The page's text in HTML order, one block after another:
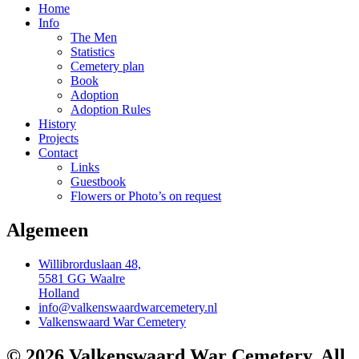
Home
Info
The Men
Statistics
Cemetery plan
Book
Adoption
Adoption Rules
History
Projects
Contact
Links
Guestbook
Flowers or Photo’s on request
Algemeen
Willibrorduslaan 48,
5581 GG Waalre
Holland
info@valkenswaardwarcemetery.nl
Valkenswaard War Cemetery